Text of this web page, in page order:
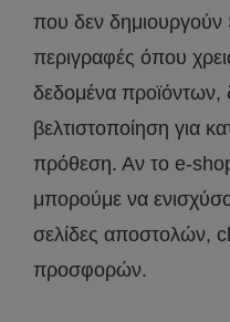
που δεν δημιουργούν
περιγραφές όπου
δεδομένα προϊόντων,
βελτιστοποίηση για
πρόθεση. Αν το e-shop
μπορούμε να
σελίδες αποστολών,
προσφορών.